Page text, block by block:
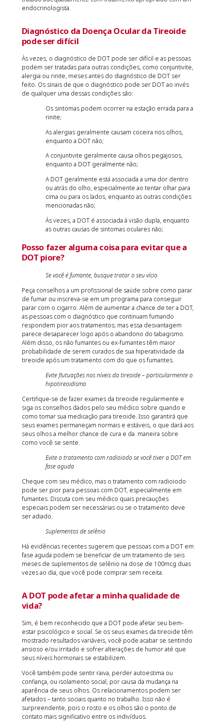
endocrinologista.
Diagnóstico da Doença Ocular da Tireoide
pode ser difícil
Às vezes, o diagnóstico de DOT pode ser difícil e as pessoas
podem ser tratadas para outras condições, como conjuntivite,
alergia ou rinite, meses antes do diagnóstico de DOT ser
feito. Os sinais de que o diagnóstico pode ser DOT ao invés
de qualquer uma dessas condições são:
Os sintomas podem ocorrer na estação errada para a
rinite;
As alergias geralmente causam coceira nos olhos,
enquanto a DOT não;
A conjuntivite geralmente causa olhos pegajosos,
enquanto a DOT geralmente não;
A DOT geralmente está associada a uma dor dentro
ou atrás do olho, especialmente ao tentar olhar para
cima ou para os lados, enquanto as outras condições
mencionadas não;
Às vezes, a DOT é associada à visão dupla, enquanto
as outras causas de sintomas oculares não;
Posso fazer alguma coisa para evitar que a
DOT piore?
Se você é fumante, busque tratar o seu vício
Peça conselhos a um profissional de saúde sobre como parar
de fumar ou inscreva-se em um programa para conseguir
parar com o cigarro. Além de aumentar a chance de ter a DOT,
as pessoas com o diagnóstico que continuam fumando
respondem pior aos tratamentos; mas essa desvantagem
parece desaparecer logo após o abandono do tabagismo.
Além disso, os não fumantes ou ex-fumantes têm maior
probabilidade de serem curados de sua hiperatividade da
tireoide após um tratamento com do que os fumantes.
Evite flutuações nos níveis da tireoide – particularmente o
hipotireoidismo
Certifique-se de fazer exames da tireoide regularmente e
siga os conselhos dados pelo seu médico sobre quando e
como tomar sua medicação para tireoide. Isso garantirá que
seus exames permaneçam normais e estáveis, o que dará aos
seus olhos a melhor chance de cura e da maneira sobre
como você se sente.
Evite o tratamento com radioiodo se você tiver a DOT em
fase aguda
Cheque com seu médico, mas o tratamento com radioiodo
pode ser pior para pessoas com DOT, especialmente em
fumantes. Discuta com seu médico quais precauções
especiais podem ser necessárias ou se o tratamento deve
ser adiado.
Suplementos de selênio
Há evidências recentes sugerem que pessoas com a DOT em
fase aguda podem se beneficiar de um tratamento de seis
meses de suplementos de selênio na dose de 100mcg duas
vezes ao dia, que você pode comprar sem receita.
A DOT pode afetar a minha qualidade de
vida?
Sim, é bem reconhecido que a DOT pode afetar seu bem-
estar psicológico e social. Se os seus exames da tireoide têm
mostrado resultados variáveis, você pode acabar se sentindo
ansioso e/ou irritado e sofrer alterações de humor até que
seus níveis hormonais se estabilizem.
Você também pode sentir raiva, perder autoestima ou
confiança, ou isolamento social, por causa da mudança na
aparência de seus olhos. Os relacionamentos podem ser
afetados – tanto sociais quanto no trabalho. Isso não é
surpreendente, pois o rosto e os olhos são o ponto de
contato mais significativo entre os indivíduos.